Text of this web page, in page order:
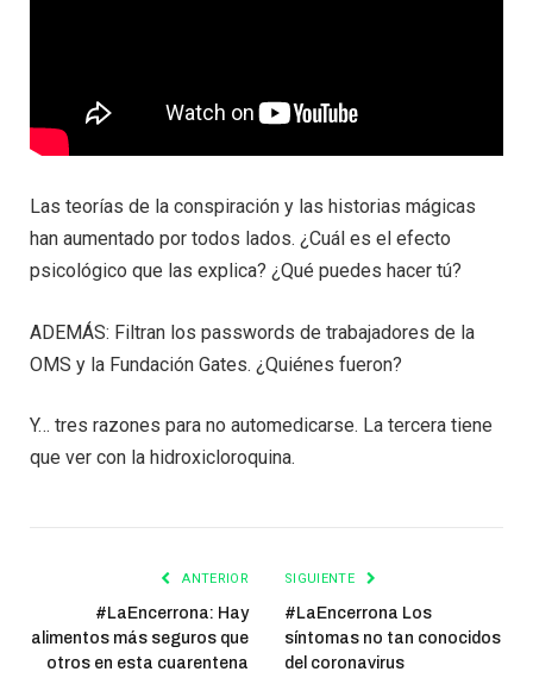
Las teorías de la conspiración y las historias mágicas
han aumentado por todos lados. ¿Cuál es el efecto
psicológico que las explica? ¿Qué puedes hacer tú?
ADEMÁS: Filtran los passwords de trabajadores de la
OMS y la Fundación Gates. ¿Quiénes fueron?
Y… tres razones para no automedicarse. La tercera tiene
que ver con la hidroxicloroquina.
ANTERIOR
#LaEncerrona: Hay
alimentos más seguros que
otros en esta cuarentena
SIGUIENTE
#LaEncerrona Los
síntomas no tan conocidos
del coronavirus